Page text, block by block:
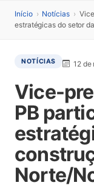
Início › Notícias ›
estratégicas do setor
NOTÍCIAS 12 de
Vice-
PB
Norte/